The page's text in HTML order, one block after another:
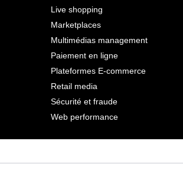
Live shopping
Marketplaces
Multimédias management
Paiement en ligne
Plateformes E-commerce
Retail media
Sécurité et fraude
Web performance